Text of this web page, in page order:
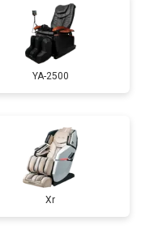
от 4500 ₽ Заказать
от 5500 ₽
YA-2500
Xr